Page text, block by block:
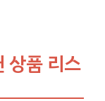
상품 리스